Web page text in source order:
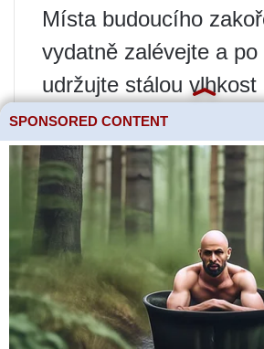
Místa budoucího
vydatně zalévejte a po
udržujte stálou vlhkost
2-3krát během léta
hnojení kompletním
hnojivem nebo
stimulátoru růstu.
Navzdory skutečnosti,
zakořenění uzlů
plamének dojde do
SPONSORED CONTENT